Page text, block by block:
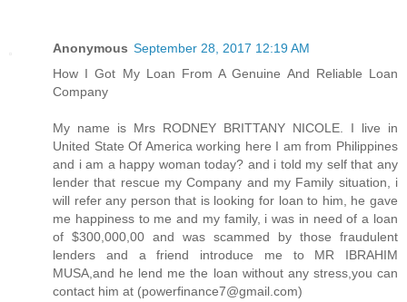
Anonymous September 28, 2017 12:19 AM
How I Got My Loan From A Genuine And Reliable Loan
Company
My name is Mrs RODNEY BRITTANY NICOLE. I live in
United State Of America working here I am from Philippines
and i am a happy woman today? and i told my self that any
lender that rescue my Company and my Family situation, i
will refer any person that is looking for loan to him, he gave
me happiness to me and my family, i was in need of a loan
of $300,000,00 and was scammed by those fraudulent
lenders and a friend introduce me to MR IBRAHIM
MUSA,and he lend me the loan without any stress,you can
contact him at (powerfinance7@gmail.com)